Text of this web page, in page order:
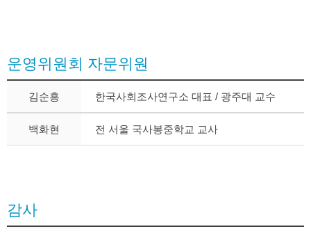
운영위원회 자문위원
김순흥 한국사회조사연구소 대표 / 광주대 교수
백화현 전 서울 국사봉중학교 교사
감사